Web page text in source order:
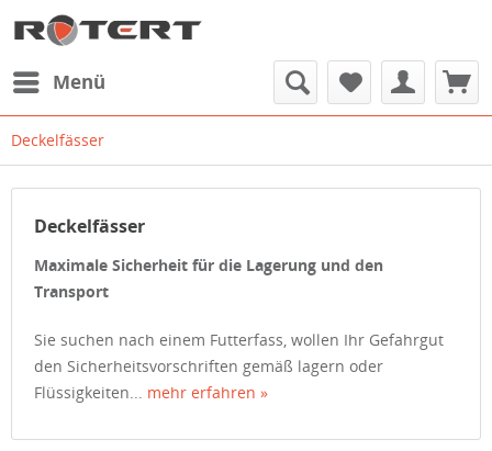
Menü
Deckelfässer
Deckelfässer
Maximale Sicherheit für die Lagerung und den
Transport
Sie suchen nach einem Futterfass, wollen Ihr Gefahrgut
den Sicherheitsvorschriften gemäß lagern oder
Flüssigkeiten... mehr erfahren »